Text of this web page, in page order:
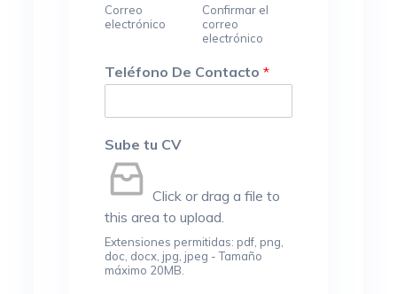
Correo
electrónico
Confirmar el
correo
electrónico
Teléfono De Contacto *
Sube tu CV
Click or drag a file to
this area to upload.
Extensiones permitidas: pdf, png,
doc, docx, jpg, jpeg - Tamaño
máximo 20MB.